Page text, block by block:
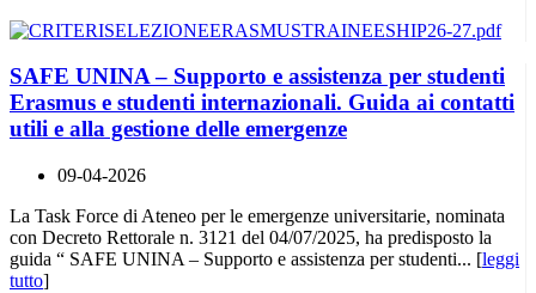
SAFE UNINA – Supporto e assistenza per studenti
Erasmus e studenti internazionali. Guida ai contatti
utili e alla gestione delle emergenze
09-04-2026
La Task Force di Ateneo per le emergenze universitarie, nominata
con Decreto Rettorale n. 3121 del 04/07/2025, ha predisposto la
guida “ SAFE UNINA – Supporto e assistenza per studenti... [leggi
tutto]